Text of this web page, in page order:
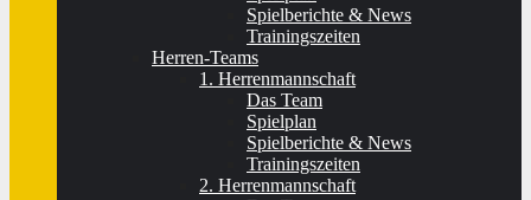
Spielberichte & News
Trainingszeiten
Herren-Teams
1. Herrenmannschaft
Das Team
Spielplan
Spielberichte & News
Trainingszeiten
2. Herrenmannschaft